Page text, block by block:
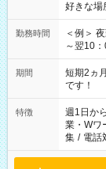
好きな場
勤務時間
＜例＞
～翌10：
みたい」
い」など
の方の場
仕事に慣れて
必要な場
期間
短期2ヵ
です！
特徴 週1日か
業・Wワ
集 / 電話